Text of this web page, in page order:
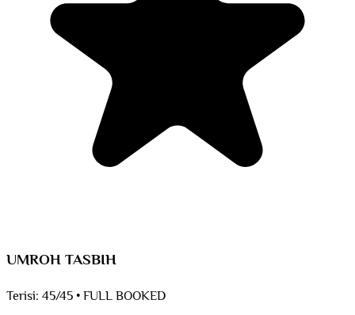
UMROH TASBIH
Terisi: 45/45•FULL BOOKED